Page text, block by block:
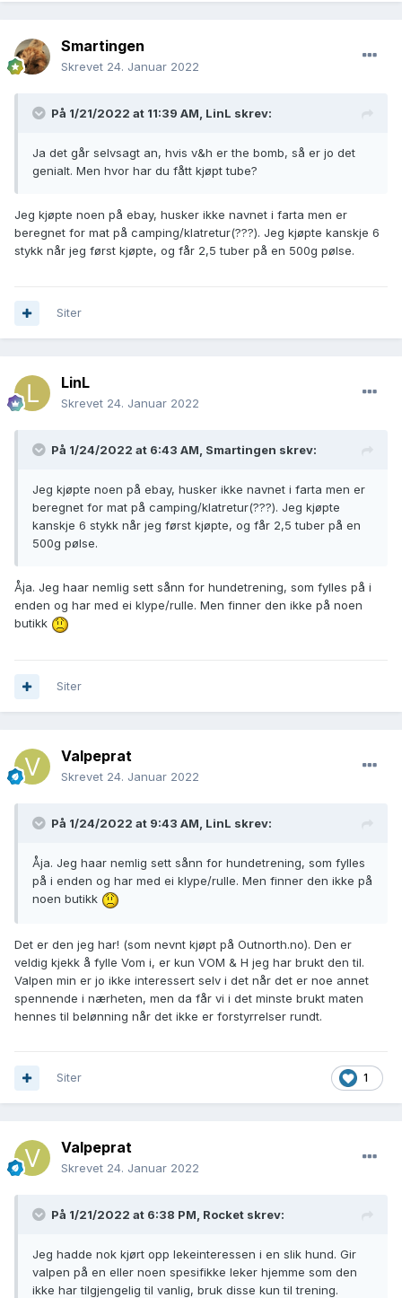
Smartingen
Skrevet 24. Januar 2022
På 1/21/2022 at 11:39 AM, LinL skrev:
Ja det går selvsagt an, hvis v&h er the bomb, så er jo det
genialt. Men hvor har du fått kjøpt tube?
Jeg kjøpte noen på ebay, husker ikke navnet i farta men er
beregnet for mat på camping/klatretur(???). Jeg kjøpte kanskje 6
stykk når jeg først kjøpte, og får 2,5 tuber på en 500g pølse.
Siter
LinL
Skrevet 24. Januar 2022
På 1/24/2022 at 6:43 AM, Smartingen skrev:
Jeg kjøpte noen på ebay, husker ikke navnet i farta men er
beregnet for mat på camping/klatretur(???). Jeg kjøpte
kanskje 6 stykk når jeg først kjøpte, og får 2,5 tuber på en
500g pølse.
Åja. Jeg haar nemlig sett sånn for hundetrening, som fylles på i
enden og har med ei klype/rulle. Men finner den ikke på noen
butikk
Siter
Valpeprat
Skrevet 24. Januar 2022
På 1/24/2022 at 9:43 AM, LinL skrev:
Åja. Jeg haar nemlig sett sånn for hundetrening, som fylles
på i enden og har med ei klype/rulle. Men finner den ikke på
noen butikk
Det er den jeg har! (som nevnt kjøpt på Outnorth.no). Den er
veldig kjekk å fylle Vom i, er kun VOM & H jeg har brukt den til.
Valpen min er jo ikke interessert selv i det når det er noe annet
spennende i nærheten, men da får vi i det minste brukt maten
hennes til belønning når det ikke er forstyrrelser rundt.
1
Siter
Valpeprat
Skrevet 24. Januar 2022
På 1/21/2022 at 6:38 PM, Rocket skrev:
Jeg hadde nok kjørt opp lekeinteressen i en slik hund. Gir
valpen på en eller noen spesifikke leker hjemme som den
ikke har tilgjengelig til vanlig, bruk disse kun til trening.